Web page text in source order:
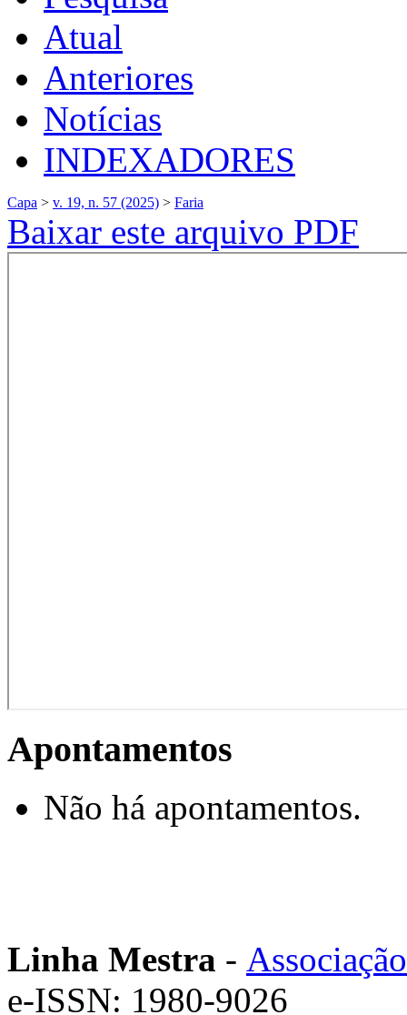
Atual
Anteriores
Notícias
INDEXADORES
Capa > v. 19, n. 57 (2025) > Faria
Baixar este arquivo PDF
Apontamentos
Não há apontamentos.
Linha Mestra -
e-ISSN: 1980-9026